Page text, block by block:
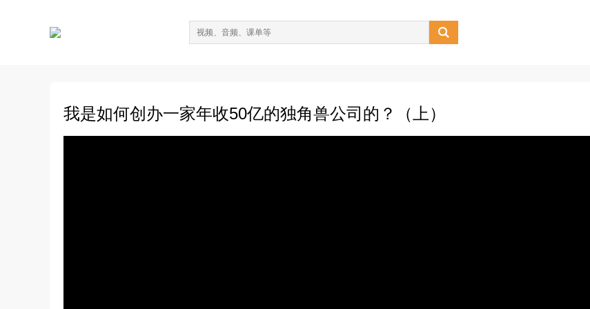

我是如何创办一家年收50亿的独角兽公司的？（上）